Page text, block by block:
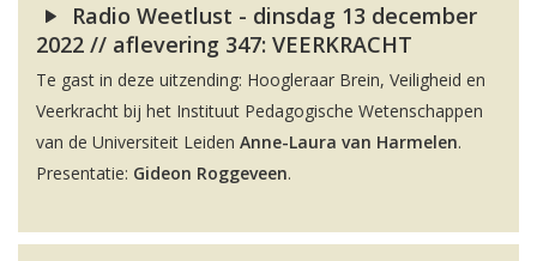
Radio Weetlust - dinsdag 13 december
2022 // aflevering 347: VEERKRACHT
Te gast in deze uitzending: Hoogleraar Brein, Veiligheid en
Veerkracht bij het Instituut Pedagogische Wetenschappen
van de Universiteit Leiden Anne-Laura van Harmelen.
Presentatie: Gideon Roggeveen.